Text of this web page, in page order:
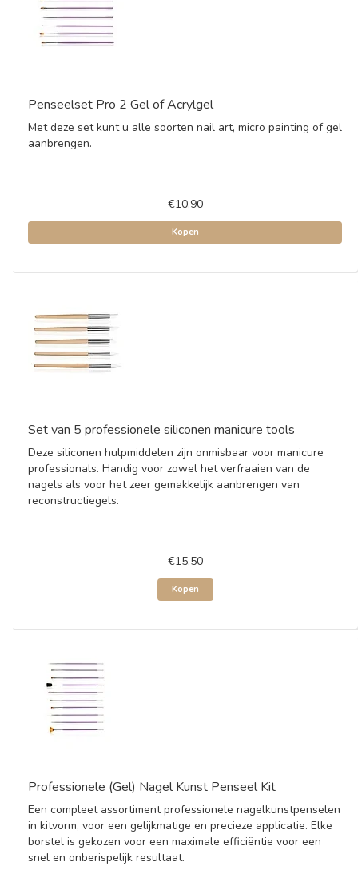
Penseelset Pro 2 Gel of Acrylgel
Met deze set kunt u alle soorten nail art, micro painting of gel
aanbrengen.
€10,90
Kopen
Set van 5 professionele siliconen manicure tools
Deze siliconen hulpmiddelen zijn onmisbaar voor manicure
professionals. Handig voor zowel het verfraaien van de
nagels als voor het zeer gemakkelijk aanbrengen van
reconstructiegels.
€15,50
Kopen
Professionele (Gel) Nagel Kunst Penseel Kit
Een compleet assortiment professionele nagelkunstpenselen
in kitvorm, voor een gelijkmatige en precieze applicatie. Elke
borstel is gekozen voor een maximale efficiëntie voor een
snel en onberispelijk resultaat.